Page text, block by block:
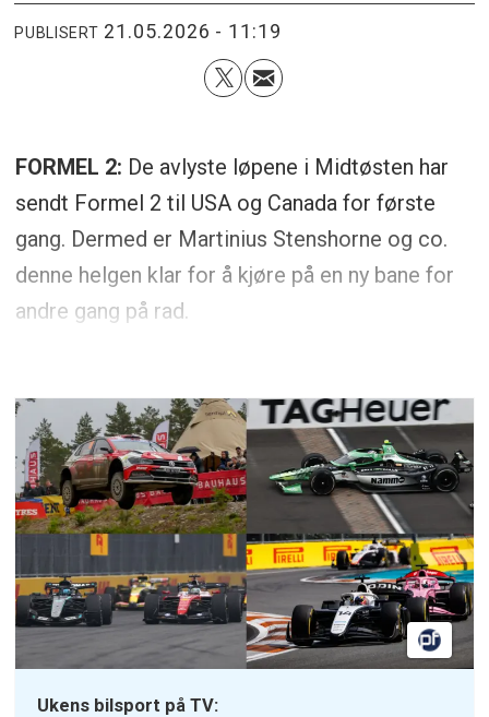
PUBLISERT 21.05.2026 - 11:19
FORMEL 2: De avlyste løpene i Midtøsten har
sendt Formel 2 til USA og Canada for første
gang. Dermed er Martinius Stenshorne og co.
denne helgen klar for å kjøre på en ny bane for
andre gang på rad.
Ukens bilsport på TV: